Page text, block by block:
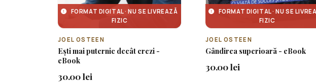
FORMAT DIGITAL · NU SE LIVREAZĂ
FIZIC
JOEL OSTEEN
Ești mai puternic decât crezi -
eBook
30.00 lei
FORMAT DIGITAL · NU SE
FIZIC
JOEL OSTEEN
Gândirea superioară - eBook
30.00 lei